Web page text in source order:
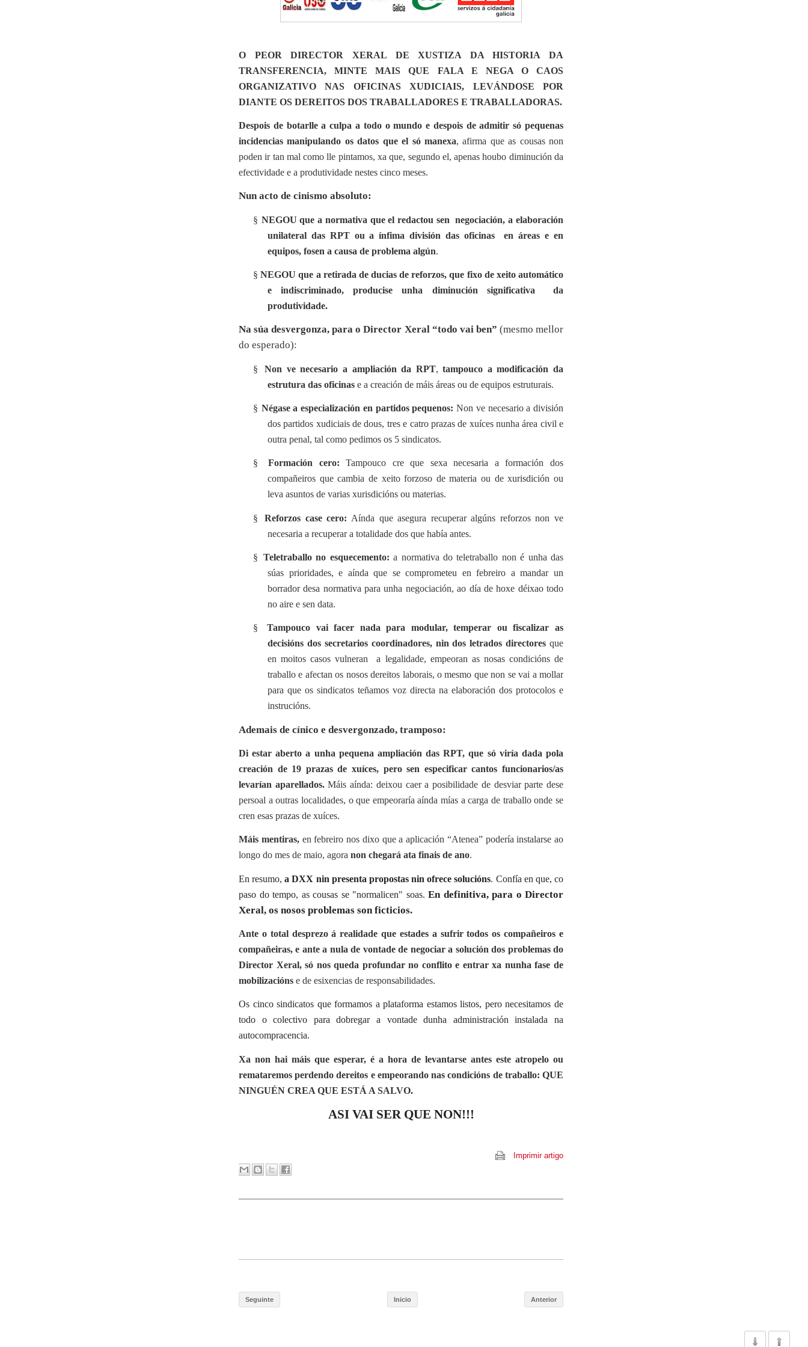
O PEOR DIRECTOR XERAL DE XUSTIZA DA HISTORIA DA
TRANSFERENCIA, MINTE MAIS QUE FALA E NEGA O CAOS
ORGANIZATIVO NAS OFICINAS XUDICIAIS, LEVÁNDOSE POR
DIANTE OS DEREITOS DOS TRABALLADORES E TRABALLADORAS.
Despois de botarlle a culpa a todo o mundo e despois de admitir só pequenas
incidencias manipulando os datos que el só manexa, afirma que as cousas non
poden ir tan mal como lle pintamos, xa que, segundo el, apenas houbo diminución da
efectividade e a produtividade nestes cinco meses.
Nun acto de cinismo absoluto:
§ NEGOU que a normativa que el redactou sen negociación, a elaboración
unilateral das RPT ou a ínfima división das oficinas en áreas e en
equipos, fosen a causa de problema algún.
§ NEGOU que a retirada de ducias de reforzos, que fixo de xeito automático
e indiscriminado, producise unha diminución significativa da
produtividade.
Na súa desvergonza, para o Director Xeral “todo vai ben” (mesmo mellor
do esperado):
§ Non ve necesario a ampliación da RPT,tampouco a modificación da
estrutura das oficinas e a creación de máis áreas ou de equipos estruturais.
§ Négase a especialización en partidos pequenos: Non ve necesario a división
dos partidos xudiciais de dous, tres e catro prazas de xuíces nunha área civil e
outra penal, tal como pedimos os 5 sindicatos.
§ Formación cero:Tampouco cre que sexa necesaria a formación dos
compañeiros que cambia de xeito forzoso de materia ou de xurisdición ou
leva asuntos de varias xurisdicións ou materias.
§ Reforzos case cero: Aínda que asegura recuperar algúns reforzos non ve
necesaria a recuperar a totalidade dos que había antes.
§ Teletraballo no esquecemento: a normativa do teletraballo non é unha das
súas prioridades, e aínda que se comprometeu en febreiro a mandar un
borrador desa normativa para unha negociación, ao día de hoxe déixao todo
no aire e sen data.
§
Tampouco vai facer nada para modular, temperar ou fiscalizar as
decisións dos secretarios coordinadores, nin dos letrados directores que
en moitos casos vulneran a legalidade, empeoran as nosas condicións de
traballo e afectan os nosos dereitos laborais, o mesmo que non se vai a mollar
para que os sindicatos teñamos voz directa na elaboración dos protocolos e
instrucións.
Ademais de cínico e desvergonzado, tramposo:
Di estar aberto a unha pequena ampliación das RPT, que só viría dada pola
creación de 19 prazas de xuíces, pero sen especificar cantos funcionarios/as
levarían aparellados.Máis aínda: deixou caer a posibilidade de desviar parte dese
persoal a outras localidades, o que empeoraría aínda mías a carga de traballo onde se
cren esas prazas de xuíces.
Máis mentiras,en febreiro nos dixo que a aplicación “Atenea” podería instalarse ao
longo do mes de maio, agora non chegará ata finais de ano.
En resumo,a DXX nin presenta propostas nin ofrece solucións. Confía en que, co
paso do tempo, as cousas se "normalicen" soas. En definitiva, para o Director
Xeral, os nosos problemas son ficticios.
Ante o total desprezo á realidade que estades a sufrir todos os compañeiros e
compañeiras, e ante a nula de vontade de negociar a solución dos problemas do
Director Xeral, só nos queda profundar no conflito e entrar xa nunha fase de
mobilizacións e de esixencias de responsabilidades.
Os cinco sindicatos que formamos a plataforma estamos listos, pero necesitamos de
todo o colectivo para dobregar a vontade dunha administración instalada na
autocompracencia.
Xa non hai máis que esperar, é a hora de levantarse antes este atropelo ou
remataremos perdendo dereitos e empeorando nas condicións de traballo: QUE
NINGUÉN CREA QUE ESTÁ A SALVO.
ASI VAI SER QUE NON!!!
Imprimir artigo
Seguinte Anterior
Inicio